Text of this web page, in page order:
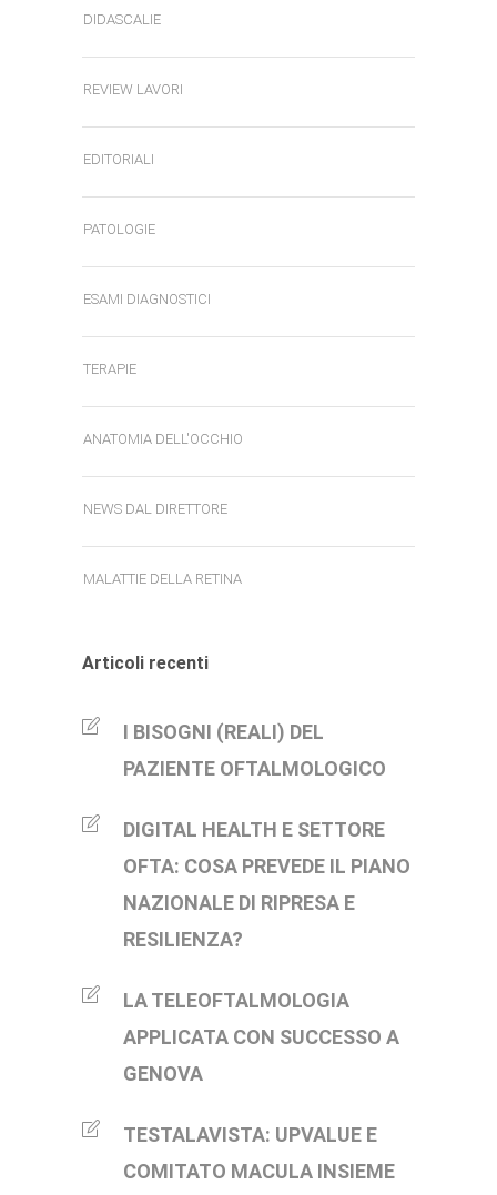
DIDASCALIE
REVIEW LAVORI
EDITORIALI
PATOLOGIE
ESAMI DIAGNOSTICI
TERAPIE
ANATOMIA DELL'OCCHIO
NEWS DAL DIRETTORE
MALATTIE DELLA RETINA
Articoli recenti
I BISOGNI (REALI) DEL
PAZIENTE OFTALMOLOGICO
DIGITAL HEALTH E SETTORE
OFTA: COSA PREVEDE IL PIANO
NAZIONALE DI RIPRESA E
RESILIENZA?
LA TELEOFTALMOLOGIA
APPLICATA CON SUCCESSO A
GENOVA
TESTALAVISTA: UPVALUE E
COMITATO MACULA INSIEME